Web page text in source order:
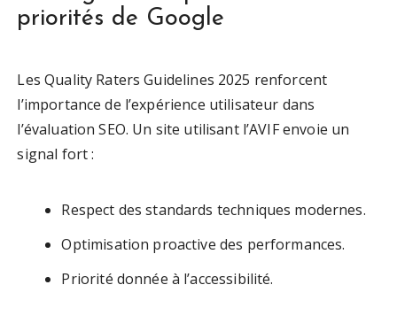
priorités de Google
Les Quality Raters Guidelines 2025 renforcent
l’importance de l’expérience utilisateur dans
l’évaluation SEO. Un site utilisant l’AVIF envoie un
signal fort :
Respect des standards techniques modernes.
Optimisation proactive des performances.
Priorité donnée à l’accessibilité.